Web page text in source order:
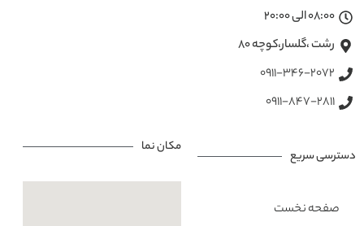
08:00 الی 20:00
رشت ،گلسار،کوچه ۸۰
0911-346-2072
0911-847-2811
دسترسی سریع
صفحه نخست
مکان نما